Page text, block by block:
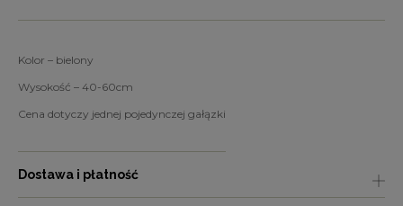
Kolor – bielony
Wysokość – 40-60cm
Cena dotyczy jednej pojedynczej gałązki
Dostawa i płatność